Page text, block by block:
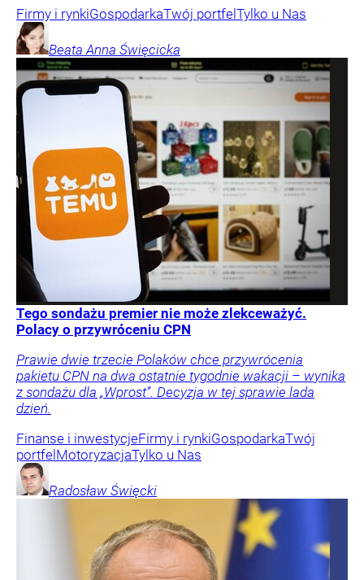
Firmy i rynkiGospodarkaTwój portfelTylko u Nas
Beata Anna Święcicka
Tego sondażu premier nie może zlekceważyć.
Polacy o przywróceniu CPN
Prawie dwie trzecie Polaków chce przywrócenia
pakietu CPN na dwa ostatnie tygodnie wakacji – wynika
z sondażu dla „Wprost”. Decyzja w tej sprawie lada
dzień.
Finanse i inwestycjeFirmy i rynkiGospodarkaTwój
portfelMotoryzacjaTylko u Nas
Radosław Święcki